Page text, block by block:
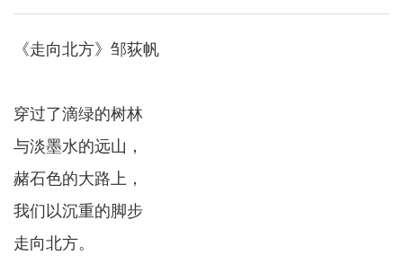
《走向北方》邹荻帆
穿过了滴绿的树林
与淡墨水的远山，
赭石色的大路上，
我们以沉重的脚步
走向北方。